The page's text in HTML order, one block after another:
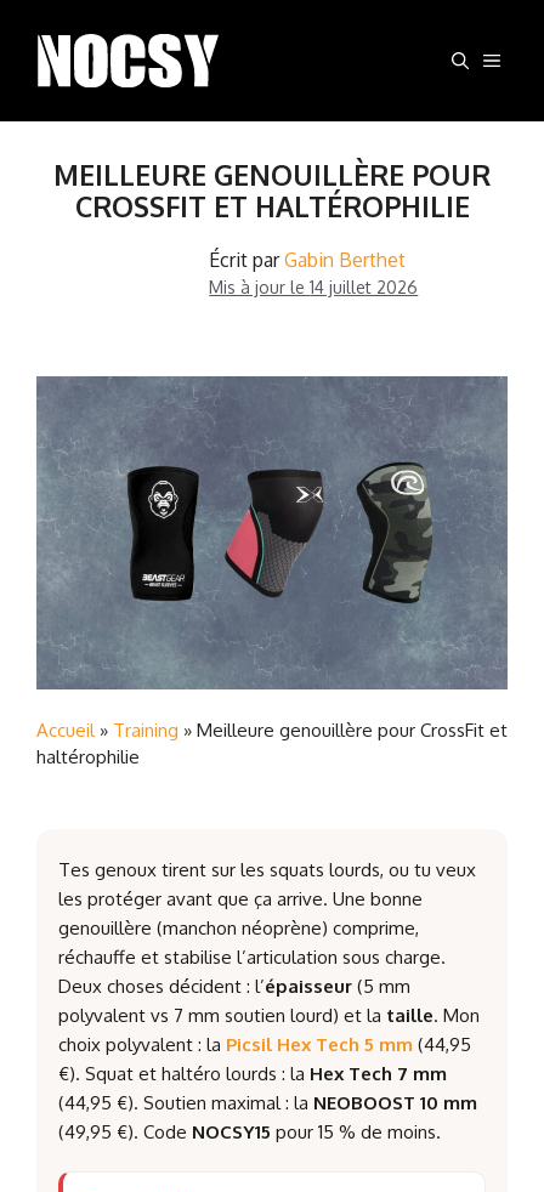
contenu
MEILLEURE GENOUILLÈRE POUR
CROSSFIT ET HALTÉROPHILIE
Écrit parGabin Berthet
Mis à jour le14 juillet 2026
Accueil » Training » Meilleure genouillère pour CrossFit et
haltérophilie
Tes genoux tirent sur les squats lourds, ou tu veux
les protéger avant que ça arrive. Une bonne
genouillère (manchon néoprène) comprime,
réchauffe et stabilise l’articulation sous charge.
Deux choses décident : l’épaisseur (5 mm
polyvalent vs 7 mm soutien lourd) et la taille. Mon
choix polyvalent : la Picsil Hex Tech 5 mm (44,95
€). Squat et haltéro lourds : la Hex Tech 7 mm
(44,95 €). Soutien maximal : la NEOBOOST 10 mm
(49,95 €). Code NOCSY15 pour 15 % de moins.